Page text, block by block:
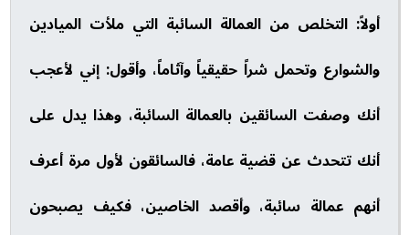
أولاً: التخلص من العمالة السائبة التي ملأت الميادين
والشوارع وتحمل شراً حقيقياً وآثاماً، وأقول: إني لأعجب
أنك وصفت السائقين بالعمالة السائبة، وهذا يدل على
أنك تتحدث عن قضية عامة، فالسائقون لأول مرة أعرف
أنهم عمالة سائبة، وأقصد الخاصين، فكيف يصبحون